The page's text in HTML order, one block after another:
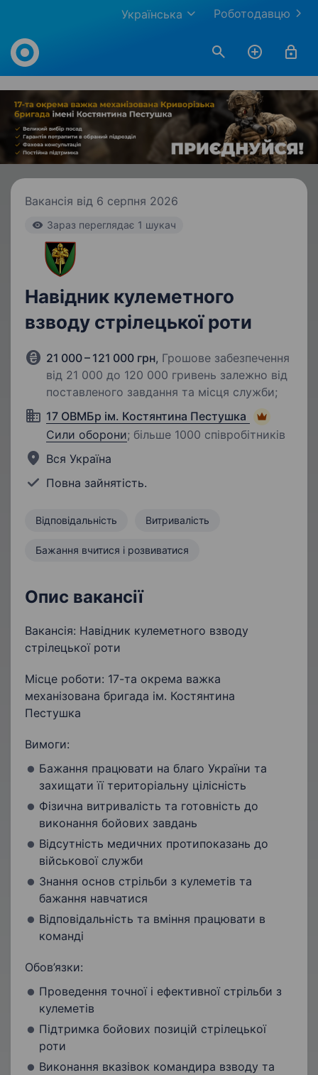
Роботодавцю
Українська
Work.ua
Вакансія від 6 серпня 2026
Зараз переглядає 1 шукач
Навідник кулеметного
взводу стрілецької роти
21 000 – 121 000 грн, Грошове забезпечення
від 21 000 до 120 000 гривень залежно від
поставленого завдання та місця служби;
17 ОВМБр ім. Костянтина Пестушка
Сили оборони; більше 1000 співробітників
Вся Україна
Повна зайнятість.
Відповідальність Витривалість
Бажання вчитися і розвиватися
Опис вакансії
Вакансія: Навідник кулеметного взводу
стрілецької роти
Місце роботи: 17-та окрема важка
механізована бригада ім. Костянтина
Пестушка
Вимоги:
Бажання працювати на благо України та
захищати її територіальну цілісність
Фізична витривалість та готовність до
виконання бойових завдань
Відсутність медичних протипоказань до
військової служби
Знання основ стрільби з кулеметів та
бажання навчатися
Відповідальність та вміння працювати в
команді
Обов’язки:
Проведення точної і ефективної стрільби з
кулеметів
Підтримка бойових позицій стрілецької
роти
Виконання вказівок командира взводу та